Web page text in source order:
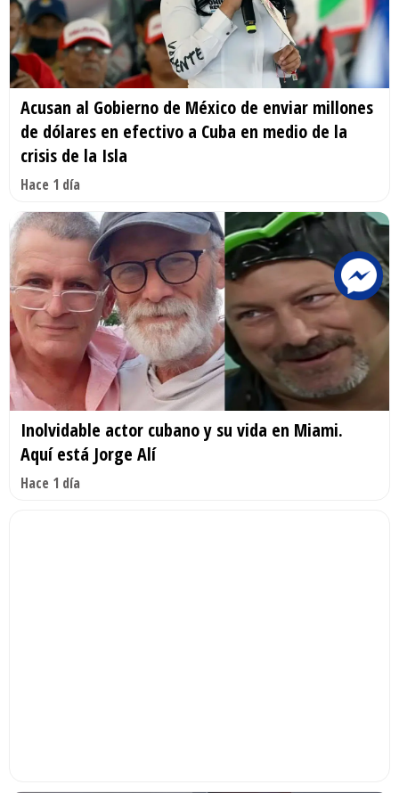
Acusan al Gobierno de México de enviar millones
de dólares en efectivo a Cuba en medio de la
crisis de la Isla
Hace 1 día
Inolvidable actor cubano y su vida en Miami.
Aquí está Jorge Alí
Hace 1 día